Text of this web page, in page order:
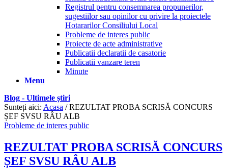
Registrul pentru consemnarea propunerilor,
sugestiilor sau opinilor cu privire la proiectele
Hotararilor Consiliului Local
Probleme de interes public
Proiecte de acte administrative
Publicatii declaratii de casatorie
Publicatii vanzare teren
Minute
Menu
Blog - Ultimele știri
Sunteți aici: Acasa / REZULTAT PROBA SCRISĂ CONCURS
ȘEF SVSU RÂU ALB
Probleme de interes public
REZULTAT PROBA SCRISĂ CONCURS
ȘEF SVSU RÂU ALB